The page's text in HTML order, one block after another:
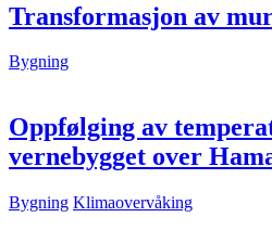
Transformasjon av
Bygning
Oppfølging av
vernebygget over
Bygning Klimaovervåking